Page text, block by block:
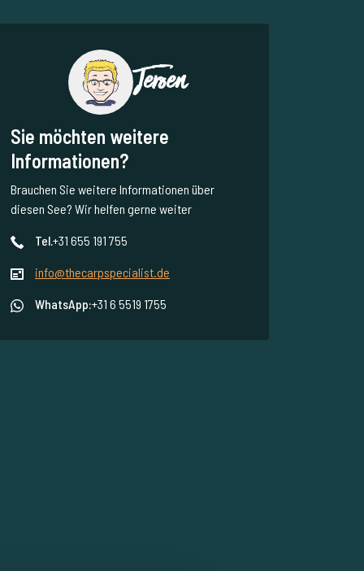
Jeroen
Sie möchten weitere
Informationen?
Brauchen Sie weitere Informationen über
diesen See? Wir helfen gerne weiter
Tel.+31 655 191 755
info@thecarpspecialist.de
WhatsApp:+31 6 5519 1755